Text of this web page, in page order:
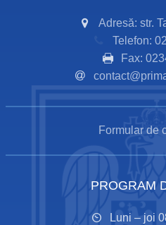
Adresă: str.
Telefon:
Fax:
Formular de
PROGRAM
Luni – joi